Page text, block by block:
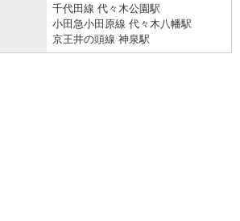
千代田線 代々木公園駅
小田急小田原線 代々木八幡駅
京王井の頭線 神泉駅